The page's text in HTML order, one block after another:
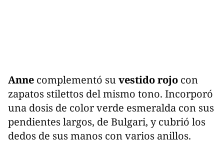
Anne complementó suvestido rojo con
zapatos stilettos del mismo tono. Incorporó
una dosis de color verde esmeralda con sus
pendientes largos, de Bulgari, y cubrió los
dedos de sus manos con varios anillos.